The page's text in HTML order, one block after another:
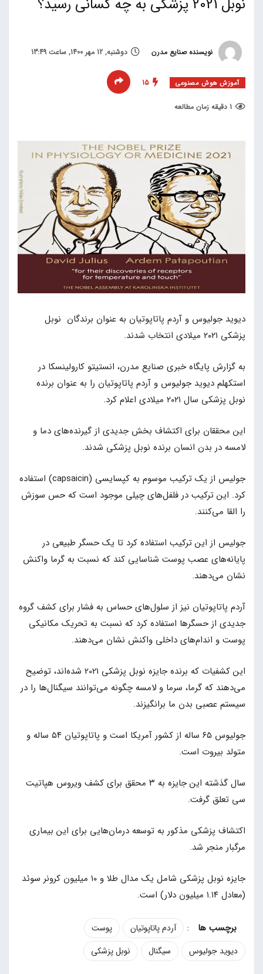
نوبل 2021 پزشکی به چه کسانی رسید؟
نویسنده صنایع مدرن دوشنبه, 12 مهر 1400, ساعت 13:49
آموزش هوش مصنوعی 15
1 دقیقه زمان مطالعه
دیوید جولیوس و آردم پاتاپوتیان به عنوان برندگان نوبل
پزشکی ۲۰۲۱ میلادی انتخاب شدند.
به گزارش پایگاه خبری صنایع مدرن، انستیتو کارولینسکا در
استکهلم دیوید جولیوس و آردم پاتاپوتیان را به عنوان برنده
نوبل پزشکی سال ۲۰۲۱ میلادی اعلام کرد.
این محققان برای اکتشاف بخش جدیدی از گیرنده‌های دما و
لامسه در بدن انسان برنده نوبل پزشکی شدند.
جولیس از یک ترکیب موسوم به کپسایسی (capsaicin) استفاده
کرد. این ترکیب در فلفل‌های چیلی موجود است که حس سوزش
را القا می‌کنند.
جولیس از این ترکیب استفاده کرد تا یک حسگر طبیعی در
پایانه‌های عصب پوست شناسایی کند که نسبت به گرما واکنش
نشان می‌دهند.
آردم پاتاپوتیان نیز از سلول‌های حساس به فشار برای کشف گروه
جدیدی از حسگرها استفاده کرد که نسبت به تحریک مکانیکی
پوست و اندام‌های داخلی واکنش نشان می‌دهند.
این کشفیات که برنده جایزه نوبل پزشکی 2021 شده‌اند، توضیح
می‌دهند که گرما، سرما و لامسه چگونه می‌توانند سیگنال‌ها را در
سیستم عصبی بدن ما برانگیزند.
جولیوس ۶۵ ساله از کشور آمریکا است و پاتاپوتیان ۵۴ ساله و
متولد بیروت است.
سال گذشته این جایزه به ۳ محقق برای کشف ویروس هپاتیت
سی تعلق گرفت.
اکتشاف پزشکی مذکور به توسعه درمان‌هایی برای این بیماری
مرگبار منجر شد.
جایزه نوبل پزشکی شامل یک مدال طلا و ۱۰ میلیون کرونر سوئد
(معادل ۱.۱۴ میلیون دلار) است.
: آردم پاتاپوتیان
پوست
دیوید جولیوس
سیگنال نوبل پزشکی